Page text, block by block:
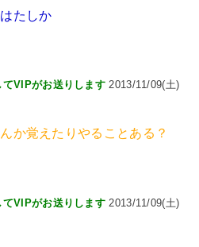
たしか
VIPがお送りします 2013/11/09(土)
か覚えたりやることある？
てVIPがお送りします 2013/11/09(土)